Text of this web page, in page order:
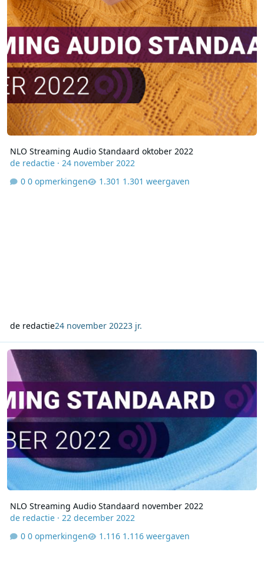
NLO Streaming Audio Standaard oktober 2022
de redactie· 24 november 2022
0 opmerkingen
1.301 weergaven
de redactie24 november 20223 jr.
NLO Streaming Audio Standaard november 2022
NLO Streaming Audio Standaard november 2022
de redactie· 22 december 2022
0 opmerkingen
1.116 weergaven